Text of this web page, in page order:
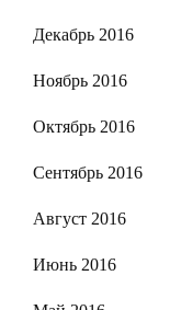
Декабрь 2016
Ноябрь 2016
Октябрь 2016
Сентябрь 2016
Август 2016
Июнь 2016